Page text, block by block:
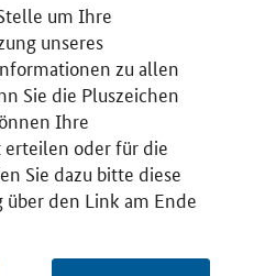
um Ihre
unseres
zu allen
Sie die Pluszeichen
Ihre
oder für die
Sie dazu bitte diese
den Link am Ende